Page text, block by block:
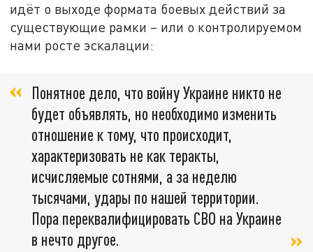
идёт о выходе формата боевых действий за
существующие рамки – или о контролируемом
нами росте эскалации:
Понятное дело, что войну Украине никто не
будет объявлять, но необходимо изменить
отношение к тому, что происходит,
характеризовать не как теракты,
исчисляемые сотнями, а за неделю
тысячами, удары по нашей территории.
Пора переквалифицировать СВО на Украине
в нечто другое.